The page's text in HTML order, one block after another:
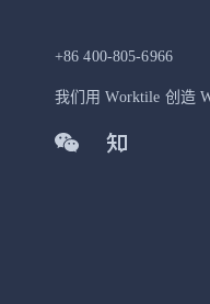
+86 400-805-6966
我们用 Worktile 创造